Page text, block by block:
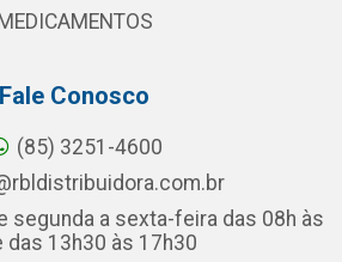
Fale Conosco
(85) 3251-4600
segunda a sexta-feira das 08h às
das 13h30 às 17h30